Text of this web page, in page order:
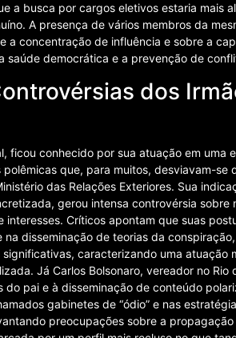
a busca por cargos eletivos estaria mais
A presença de vários membros da
a concentração de influência e sobre a
saúde democrática e a prevenção de
dos
ficou conhecido por sua atuação em uma
polêmicas que, para muitos, desviavam-se
das Relações Exteriores. Sua
gerou intensa controvérsia
Críticos apontam que suas
disseminação de teorias da
caracterizando uma atuação
Já Carlos Bolsonaro, vereador no
do pai e à disseminação de conteúdo
gabinetes de “ódio” e nas
preocupações sobre a